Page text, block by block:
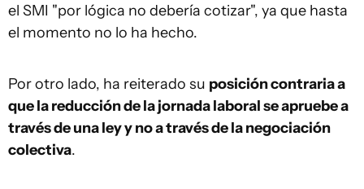
el SMI "por lógica no debería cotizar", ya que hasta
el momento no lo ha hecho.
Por otro lado, ha reiterado su posición contraria a
que la reducción de la jornada laboral se apruebe a
través de una ley y no a través de la negociación
colectiva.